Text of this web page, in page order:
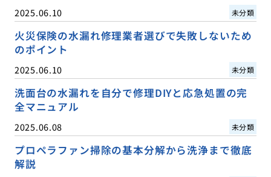
2025.06.10 未分類
火災保険の水漏れ修理業者選びで失敗しないため
のポイント
2025.06.10 未分類
洗面台の水漏れを自分で修理DIYと応急処置の完
全マニュアル
2025.06.08 未分類
プロペラファン掃除の基本分解から洗浄まで徹底
解説